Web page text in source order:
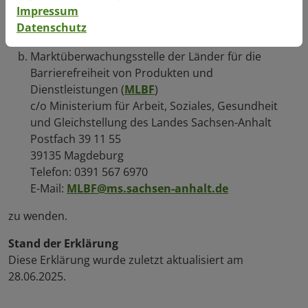
Schlichtungsstelle BGG
(https://www.schlichtungsstelle-bgg.de/
Marktüberwachungsstelle der Länder für die
Barrierefreiheit von Produkten und
Dienstleistungen (MLBF)
c/o Ministerium für Arbeit, Soziales, Gesundheit
und Gleichstellung des Landes Sachsen-Anhalt
Postfach 39 11 55
39135 Magdeburg
Telefon: 0391 567 6970
E-Mail: MLBF@ms.sachsen-anhalt.de
zu wenden.
Stand der Erklärung
Diese Erklärung wurde zuletzt aktualisiert am
28.06.2025.
Impressum
Datenschutz